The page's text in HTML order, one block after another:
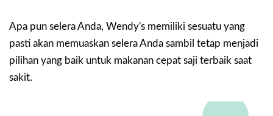
Apa pun selera Anda, Wendy's memiliki sesuatu yang
pasti akan memuaskan selera Anda sambil tetap menjadi
pilihan yang baik untuk makanan cepat saji terbaik saat
sakit.